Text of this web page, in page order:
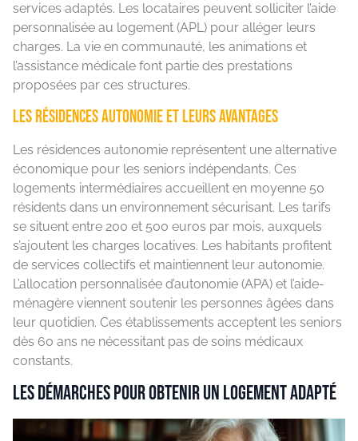
services adaptés. Les locataires peuvent solliciter l’aide
personnalisée au logement (APL) pour alléger leurs
charges. La vie en communauté, les animations et
l’assistance médicale font partie des prestations
proposées par ces structures.
Les résidences autonomie et leurs avantages
Les résidences autonomie représentent une alternative
économique pour les seniors indépendants. Ces
logements intermédiaires accueillent en moyenne 50
résidents dans un environnement sécurisant. Les tarifs
se situent entre 200 et 500 euros par mois, auxquels
s’ajoutent les charges locatives. Les habitants profitent
de services collectifs et maintiennent leur autonomie.
L’allocation personnalisée d’autonomie (APA) et l’aide-
ménagère viennent soutenir les personnes âgées dans
leur quotidien. Ces établissements acceptent les seniors
dès 60 ans ne nécessitant pas de soins médicaux
constants.
Les démarches pour obtenir un logement adapté